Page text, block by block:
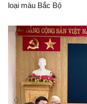
loại màu Bắc Bộ